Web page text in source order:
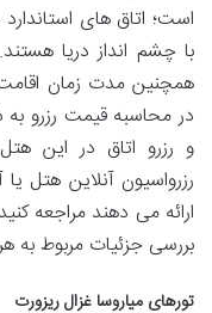
است؛ اتاق های
با چشم انداز دریا
همچنین مدت زمان
در محاسبه قیمت رزرو به
و رزرو اتاق در این
رزرواسیون آنلاین هتل
ارائه می دهند مراجعه
بررسی جزئیات مربوط به
تورهای میاروسا غزال ریزورت